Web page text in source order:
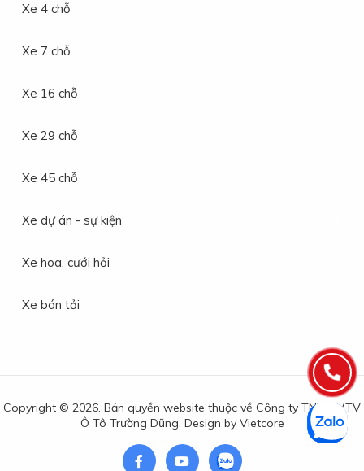
Xe 4 chỗ
Xe 7 chỗ
Xe 16 chỗ
Xe 29 chỗ
Xe 45 chỗ
Xe dự án - sự kiện
Xe hoa, cưới hỏi
Xe bán tải
Copyright © 2026. Bản quyền website thuộc về Công ty TNHH MTV
Ô Tô Trường Dũng. Design by Vietcore